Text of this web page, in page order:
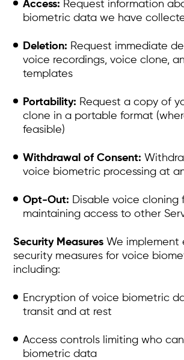
Access: Request information
biometric data we have
Deletion: Request immediate
voice recordings, voice clone,
templates
Portability: Request a copy of
clone in a portable format
feasible)
Withdrawal of Consent:
voice biometric processing at
Opt-Out: Disable voice cloning
maintaining access to other
Security Measures We implement
security measures for voice
including:
Encryption of voice biometric
transit and at rest
Access controls limiting who
biometric data